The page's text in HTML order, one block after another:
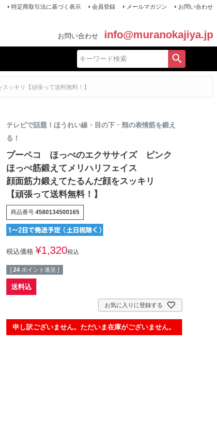
特定商取引法に基づく表示 会員登録 メールマガジン お問い合わせ
お問い合わせ info@muranokajiya.jp
ッキリ【頑張って送料無料！】
テレビで話題！ほうれい線・目の下・頬の表情筋を鍛え
る！
プーペコ ほっぺのエクササイズ ピンク
ほっぺ筋鍛えてメリハリフェイス
顔面筋力鍛えてたるんだ顔をスッキリ
【頑張って送料無料！】
商品番号 4580134500165
税込価格 ¥1,320税込
[ 24 ポイント進呈 ]
送料込
お気に入りに登録する
申し訳ございません。ただいま在庫がございません。